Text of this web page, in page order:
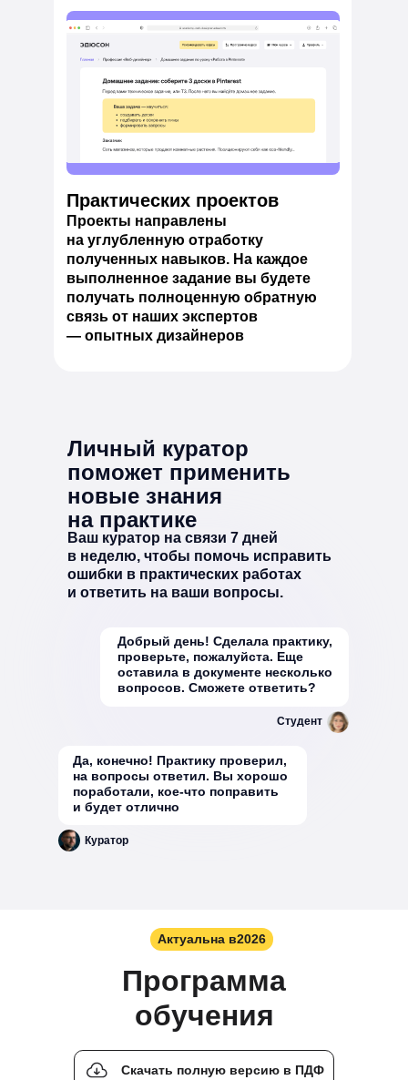
Практических проектов
Проекты направлены
на углубленную отработку
полученных навыков. На каждое
выполненное задание вы будете
получать полноценную обратную
связь от наших экспертов
— опытных дизайнеров
Да, конечно! Практику проверил,
на вопросы ответил. Вы хорошо
поработали, кое-что поправить
и будет отлично
Добрый день! Сделала практику,
проверьте, пожалуйста. Еще
оставила в документе несколько
вопросов. Сможете ответить?
Ваш куратор на связи 7 дней
в неделю, чтобы помочь исправить
ошибки в практических работах
и ответить на ваши вопросы.
Личный куратор
поможет применить
новые знания
на практике
Студент
Куратор
Программа
обучения
Скачать полную версию в ПДФ
Актуальна в2026